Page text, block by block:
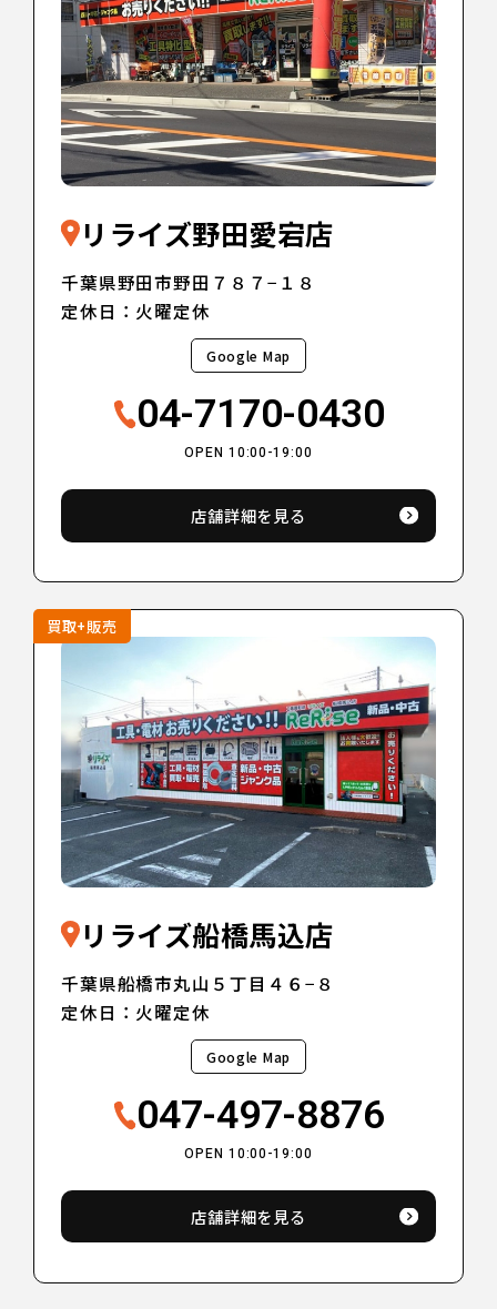
リライズ野田愛宕店
千葉県野田市野田７８７−１８
定休日：火曜定休
Google Map
04-7170-0430
OPEN 10:00-19:00
店舗詳細を見る
買取+販売
リライズ船橋馬込店
千葉県船橋市丸山５丁目４６−８
定休日：火曜定休
Google Map
047-497-8876
OPEN 10:00-19:00
店舗詳細を見る